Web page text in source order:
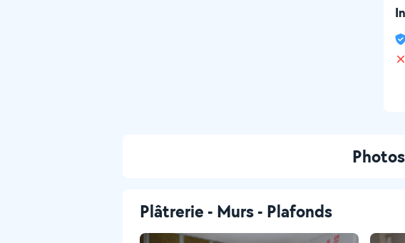
Plâtrerie - Murs - Plafonds